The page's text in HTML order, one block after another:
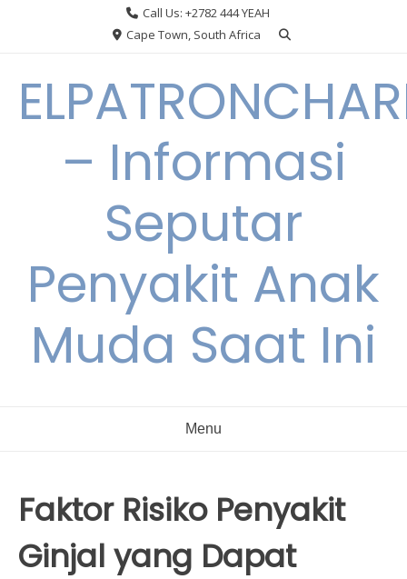
Call Us: +2782 444 YEAH
Cape Town, South Africa
– Informasi
Seputar
Penyakit Anak
Muda Saat Ini
Menu
Faktor Risiko Penyakit
Ginjal yang Dapat